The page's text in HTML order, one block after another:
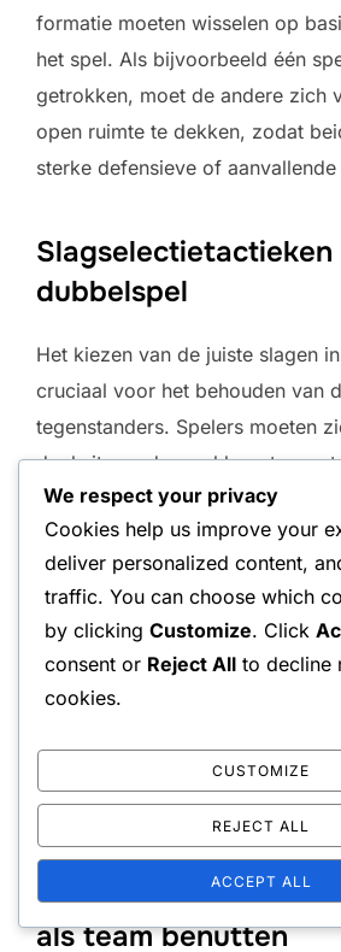
formatie moeten wisselen op
het spel. Als bijvoorbeeld één
getrokken, moet de andere zich
open ruimte te dekken, zodat
sterke defensieve of
Slagselectietactieken
dubbelspel
Het kiezen van de juiste slagen
cruciaal voor het behouden van
tegenstanders. Spelers moeten
doelwit van de zwakkere
de baan te benutten. Hoog-
zoals diepe returns of schuine
kansen creëren voor het winnen
Bovendien moeten spelers
naar hun partner te slaan, omdat
verwarring en gemiste kansen.
stellen om effectief te anticiperen
wat de algehele
De zwaktes van
als team benutten
We respect your privacy
Cookies help us improve your
deliver personalized content,
traffic. You can choose which
by clicking Customize. Click
consent or Reject All to decline
cookies.
CUSTOMIZE
REJECT ALL
ACCEPT ALL